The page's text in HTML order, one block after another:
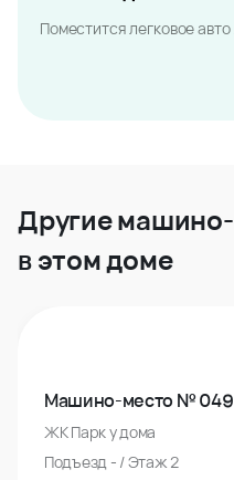
Поместится легковое
Другие
в этом доме
Машино-место № 049
ЖК Парк у дома
Подъезд - / Этаж 2